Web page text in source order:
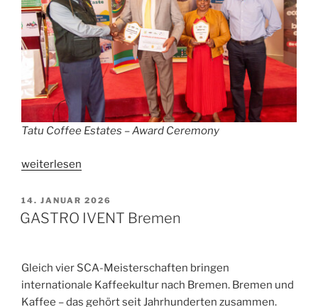
Tatu Coffee Estates – Award Ceremony
„Tatu
Estates“
weiterlesen
VERÖFFENTLICHT
AM
14. JANUAR 2026
GASTRO IVENT Bremen
​Gleich vier SCA-Meisterschaften bringen
internationale Kaffeekultur nach Bremen. Bremen und
Kaffee – das gehört seit Jahrhunderten zusammen.